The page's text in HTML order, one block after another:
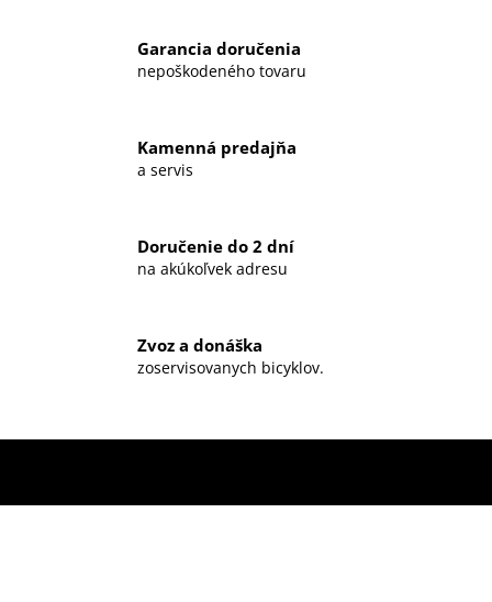
Garancia doručenia
nepoškodeného tovaru
Kamenná predajňa
a servis
Doručenie do 2 dní
na akúkoľvek adresu
Zvoz a donáška
zoservisovanych bicyklov.